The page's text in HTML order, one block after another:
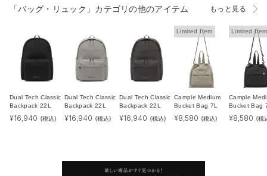
「バッグ・リュック」カテゴリの他のアイテム もっと見る
Dual Tech Classic
Backpack 22L
¥16,940 (税込)
Dual Tech Classic
Backpack 22L
¥16,940 (税込)
Dual Tech Classic
Backpack 22L
¥16,940 (税込)
Limited Item
Cample Medium
Bucket Bag 7L
¥8,580 (税込)
Limited Item
Cample
Bucket Bag
¥8,580 (税